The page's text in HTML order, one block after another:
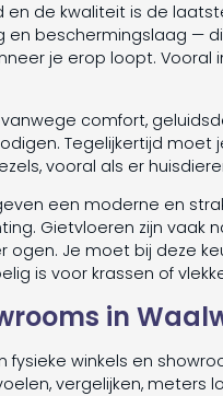
en de kwaliteit is de
en beschermingslaag —
je erop loopt. Vooral
comfort,
Tegelijkertijd moet
vooral als er
een moderne en
Gietvloeren zijn vaak
ogen. Je moet bij deze
is voor krassen of
in
winkels en
vergelijken, meters